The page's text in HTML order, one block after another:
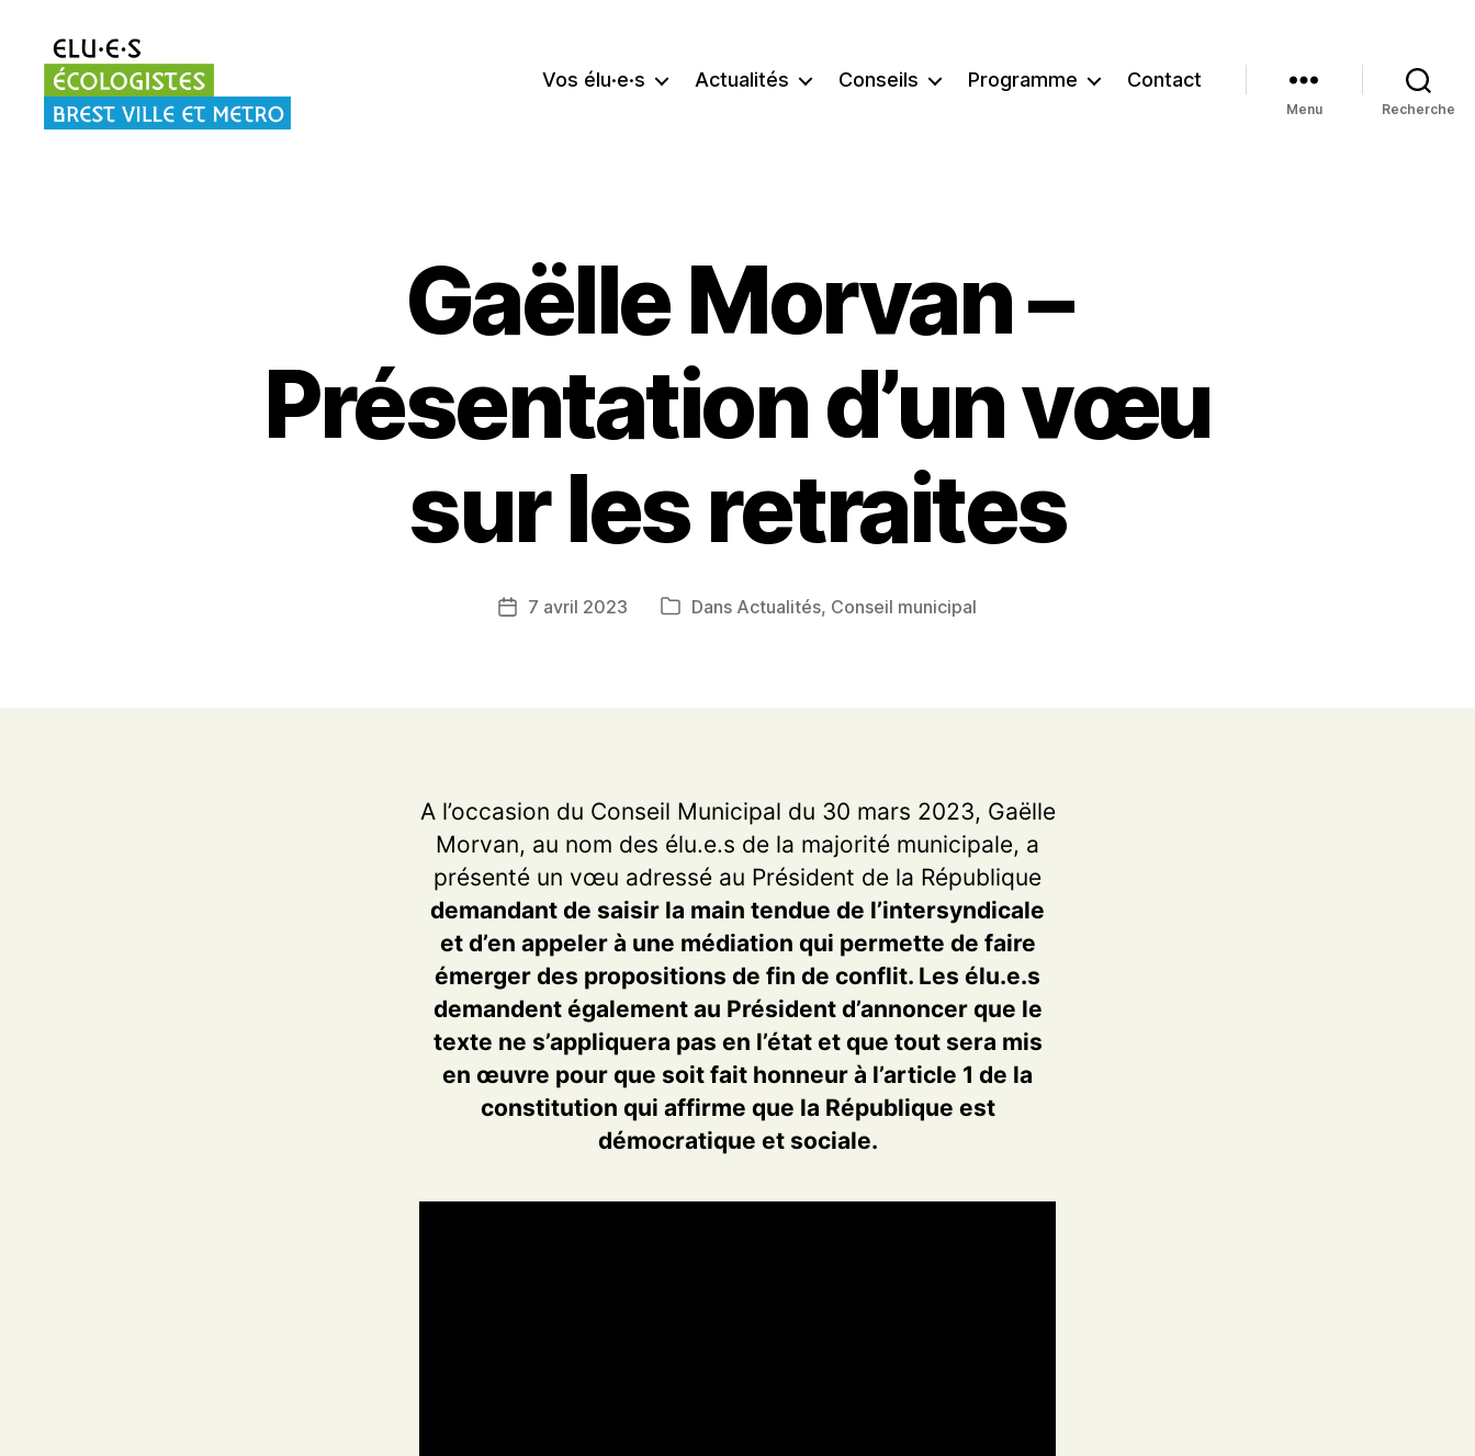
Vos élu·e·s Actualités Conseils Programme Contact
Menu Recherche
Gaëlle Morvan –
Présentation d’un vœu
sur les retraites
Date7 avril 2023 Catégories
Dans Actualités, Conseil municipal
A l’occasion du Conseil Municipal du 30 mars 2023, Gaëlle
Morvan, au nom des élu.e.s de la majorité municipale, a
présenté un vœu adressé au Président de la République
demandant de saisir la main tendue de l’intersyndicale
et d’en appeler à une médiation qui permette de faire
émerger des propositions de fin de conflit. Les élu.e.s
demandent également au Président d’annoncer que le
texte ne s’appliquera pas en l’état et que tout sera mis
en œuvre pour que soit fait honneur à l’article 1 de la
constitution qui affirme que la République est
démocratique et sociale.